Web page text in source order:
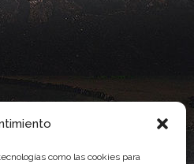
como las cookies para